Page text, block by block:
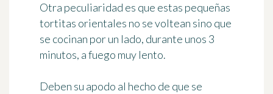
Otra peculiaridad es que estas pequeñas
tortitas orientales no se voltean sino que
se cocinan por un lado, durante unos 3
minutos, a fuego muy lento.
Deben su apodo al hecho de que se